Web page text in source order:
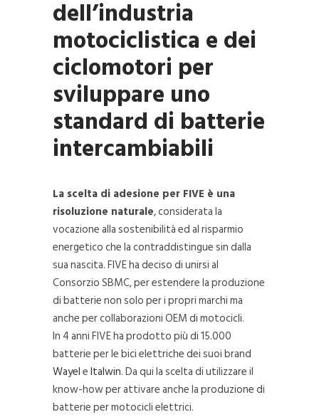
dell’industria
motociclistica e dei
ciclomotori per
sviluppare uno
standard di batterie
intercambiabili
La scelta di adesione per FIVE è una
risoluzione naturale, considerata la
vocazione alla sostenibilità ed al risparmio
energetico che la contraddistingue sin dalla
sua nascita. FIVE ha deciso di unirsi al
Consorzio SBMC, per estendere la produzione
di batterie non solo per i propri marchi ma
anche per collaborazioni OEM di motocicli.
In 4 anni FIVE ha prodotto più di 15.000
batterie per le bici elettriche dei suoi brand
WayeleItalwin. Da qui la scelta di utilizzare il
know-how per attivare anche la produzione di
batterie per motocicli elettrici.